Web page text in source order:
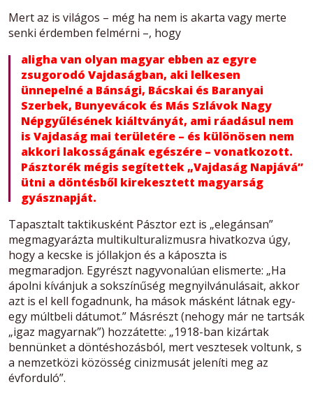
Mert az is világos – még ha nem is akarta vagy merte
senki érdemben felmérni –, hogy
aligha van olyan magyar ebben az egyre
zsugorodó Vajdaságban, aki lelkesen
ünnepelné a Bánsági, Bácskai és Baranyai
Szerbek, Bunyevácok és Más Szlávok Nagy
Népgyűlésének kiáltványát, ami ráadásul nem
is Vajdaság mai területére – és különösen nem
akkori lakosságának egészére – vonatkozott.
Pásztorék mégis segítettek „Vajdaság Napjává”
ütni a döntésből kirekesztett magyarság
gyásznapját.
Tapasztalt taktikusként Pásztor ezt is „elegánsan”
megmagyarázta multikulturalizmusra hivatkozva úgy,
hogy a kecske is jóllakjon és a káposzta is
megmaradjon. Egyrészt nagyvonalúan elismerte: „Ha
ápolni kívánjuk a sokszínűség megnyilvánulásait, akkor
azt is el kell fogadnunk, ha mások másként látnak egy-
egy múltbeli dátumot.” Másrészt (nehogy már ne tartsák
„igaz magyarnak”) hozzátette: „1918-ban kizártak
bennünket a döntéshozásból, mert vesztesek voltunk, s
a nemzetközi közösség cinizmusát jeleníti meg az
évforduló”.